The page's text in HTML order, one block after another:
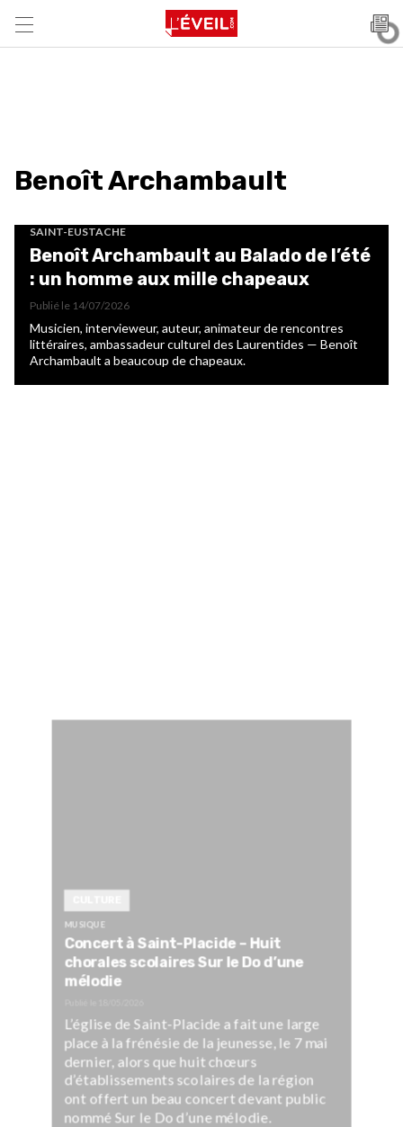
Benoît Archambault
SAINT-EUSTACHE
Benoît Archambault au Balado de l’été
: un homme aux mille chapeaux
Publié le 14/07/2026
Musicien, intervieweur, auteur, animateur de rencontres
littéraires, ambassadeur culturel des Laurentides — Benoît
Archambault a beaucoup de chapeaux.
MUSIQUE
Concert à Saint-Placide – Huit
chorales scolaires Sur le Do d’une
mélodie
L’église de Saint-Placide a fait une large
place à la frénésie de la jeunesse, le 7 mai
dernier, alors que huit chœurs
d’établissements scolaires de la région
ont offert un beau concert devant public
nommé Sur le Do d’une mélodie.